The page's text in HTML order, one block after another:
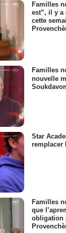
Familles
est”, il y a
cette
Familles
nouvelle
Star
remplacer
Familles
que
obligation